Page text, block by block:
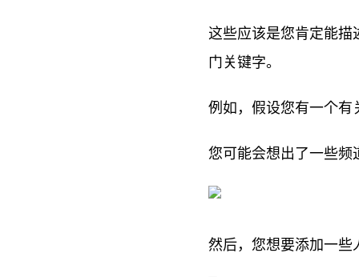
这些应该是您肯定能描
门关键字。
例如，假设您有一个有
您可能会想出了一些频
然后，您想要添加一些